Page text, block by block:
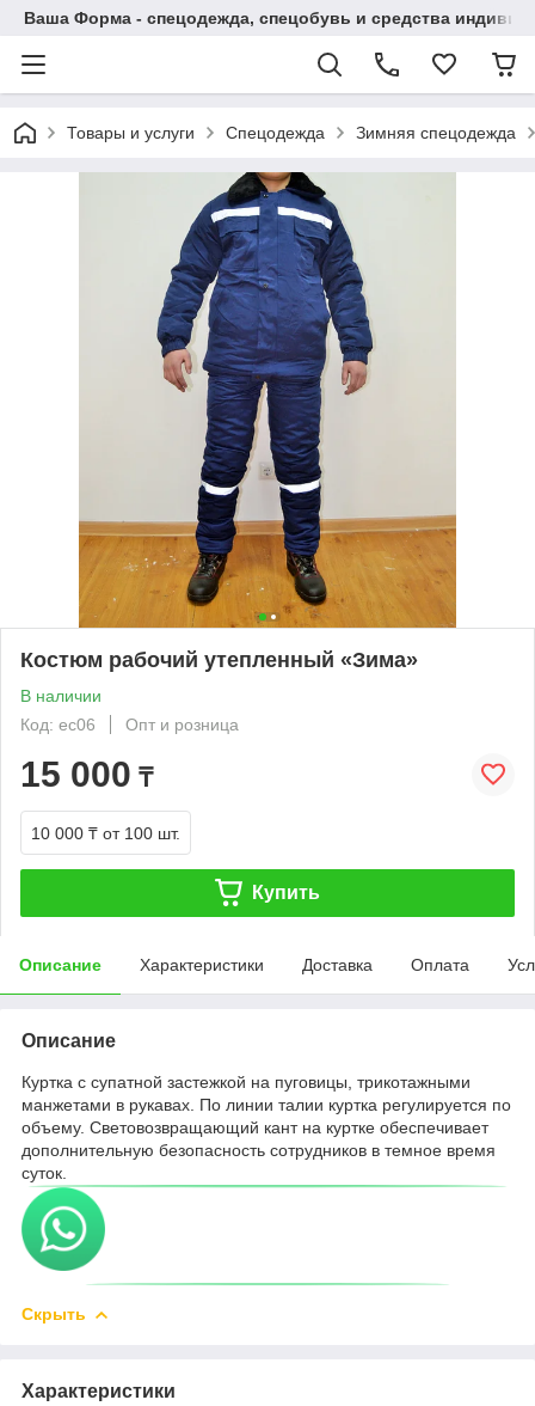
Ваша Форма - спецодежда, спецобувь и средства
Товары и услуги Спецодежда Зимняя спецодежда
Костюм рабочий утепленный «Зима»
В наличии
Код: ес06
Опт и розница
15 000 ₸
10 000 ₸ от 100 шт.
Купить
Описание Характеристики Доставка Оплата
Описание
Куртка с супатной застежкой на пуговицы, трикотажными
манжетами в рукавах. По линии талии куртка регулируется по
объему. Световозвращающий кант на куртке обеспечивает
дополнительную безопасность сотрудников в темное время
суток.
Скрыть
Характеристики